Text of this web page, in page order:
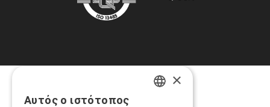
×
Αυτός ο ιστότοπος